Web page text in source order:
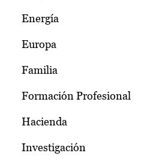
Energía
Europa
Familia
Formación Profesional
Hacienda
Investigación